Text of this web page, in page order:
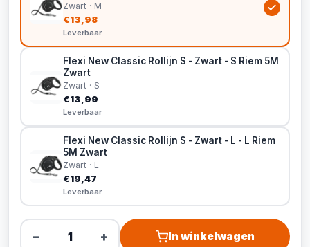
Zwart · M
€13,98
Leverbaar
Flexi New Classic Rollijn S - Zwart - S Riem 5M
Zwart
Zwart · S
€13,99
Leverbaar
Flexi New Classic Rollijn S - Zwart - L - L Riem
5M Zwart
Zwart · L
€19,47
Leverbaar
− + In winkelwagen